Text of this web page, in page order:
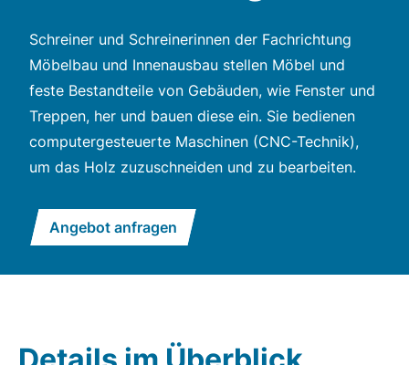
Schreiner und Schreinerinnen der Fachrichtung
Möbelbau und Innenausbau stellen Möbel und
feste Bestandteile von Gebäuden, wie Fenster und
Treppen, her und bauen diese ein. Sie bedienen
computergesteuerte Maschinen (CNC-Technik),
um das Holz zuzuschneiden und zu bearbeiten.
Angebot anfragen